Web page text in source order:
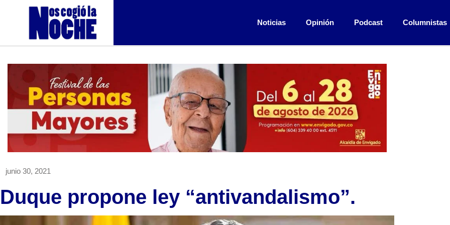
Noticias Opinión Podcast Columnistas
junio 30, 2021
Duque propone ley “antivandalismo”.